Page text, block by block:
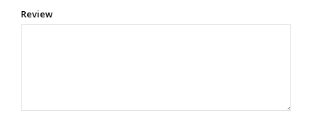
Review